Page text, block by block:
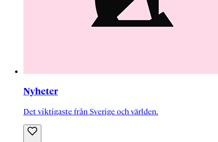
Nyheter
Det viktigaste från Sverige och världen.